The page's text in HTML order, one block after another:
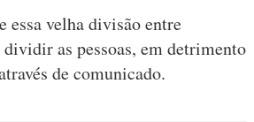
essa velha divisão entre
as pessoas, em detrimento
de comunicado.